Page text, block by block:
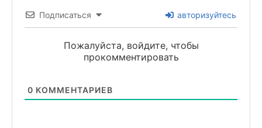
Подписаться авторизуйтесь
Пожалуйста, войдите, чтобы
прокомментировать
0 КОММЕНТАРИЕВ